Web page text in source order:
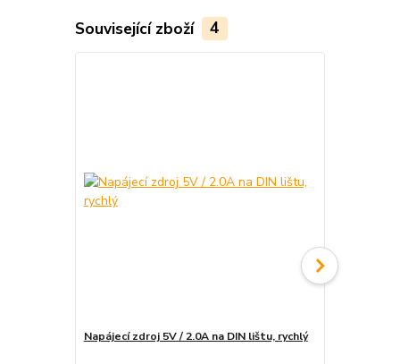
Související zboží 4
Napájecí zdroj 5V / 2.0A na DIN lištu, rychlý